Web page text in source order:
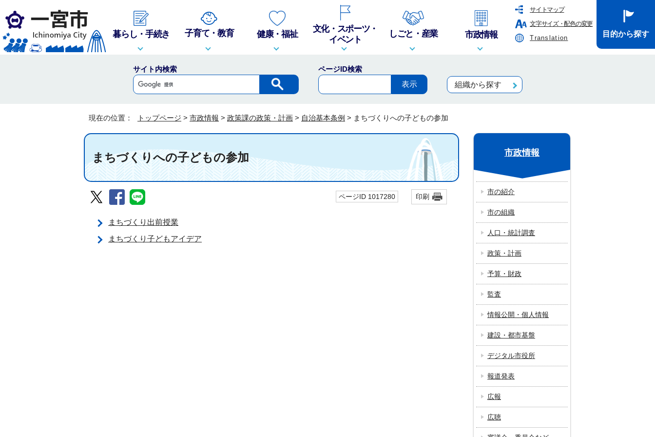
サイトマップ
文字サイズ・配色の変更
Translation
暮らし・手続き 子育て・教育 健康・福祉
文化・スポーツ・
イベント
しごと・産業 市政情報 目的から探す
サイト内検索
ページID検索
組織から探す
現在の位置： トップページ > 市政情報 > 政策課の政策・計画 > 自治基本条例 > まちづくりへの子どもの参加
まちづくりへの子どもの参加
ページID 1017280 印刷
まちづくり出前授業
まちづくり子どもアイデア
市政情報
市の紹介
市の組織
人口・統計調査
政策・計画
予算・財政
監査
情報公開・個人情報
建設・都市基盤
デジタル市役所
報道発表
広報
広聴